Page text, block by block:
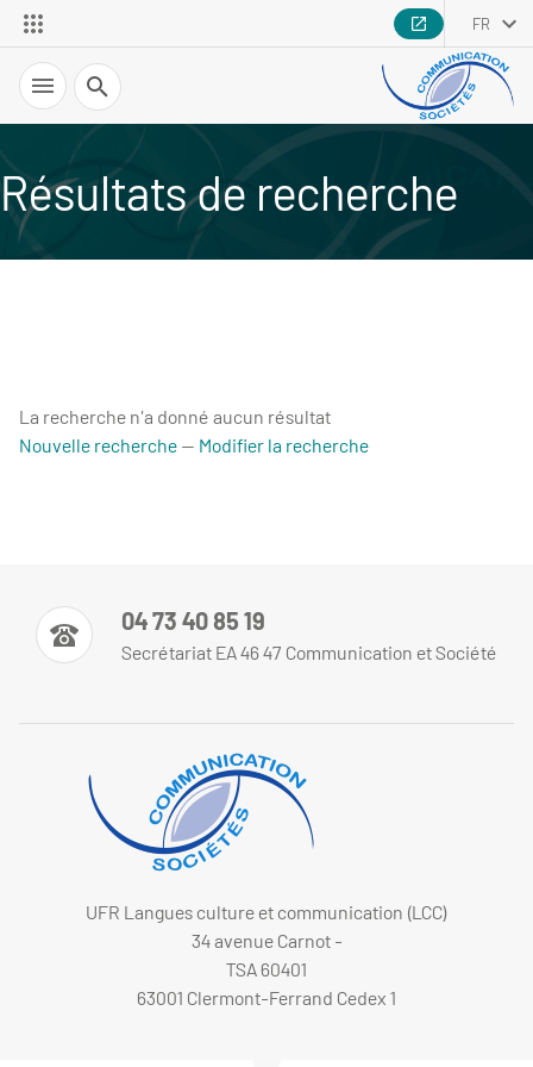
FR
Recherche
Résultats de recherche
La recherche n'a donné aucun résultat
Nouvelle recherche — Modifier la recherche
04 73 40 85 19
Secrétariat EA 46 47 Communication et Société
UFR Langues culture et communication (LCC)
34 avenue Carnot -
TSA 60401
63001 Clermont-Ferrand Cedex 1